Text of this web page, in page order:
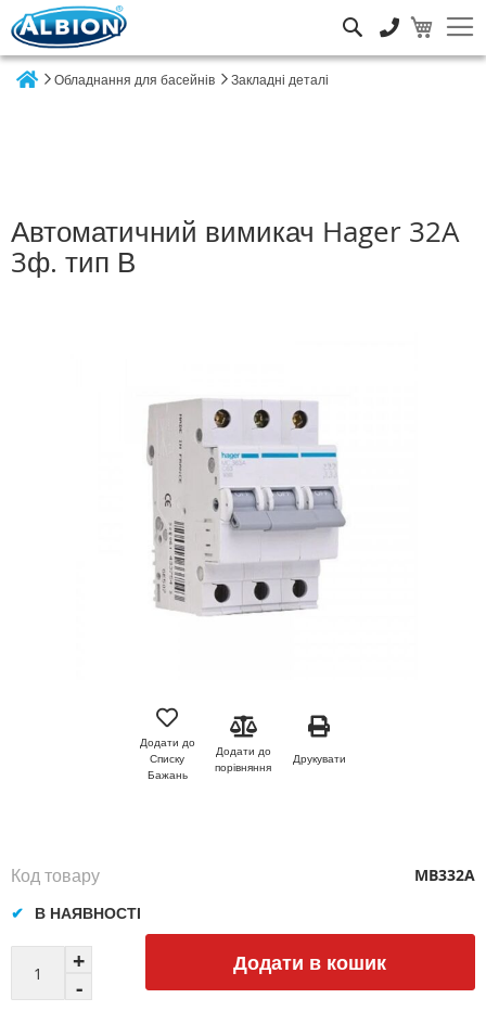
Обладнання для басейнів Закладні деталі
Автоматичний вимикач Hager 32A
3ф. тип В
Додати до
Списку
Бажань
Додати до
порівняння
Друкувати
Додати в кошик
В НАЯВНОСТІ
Код товару MB332A